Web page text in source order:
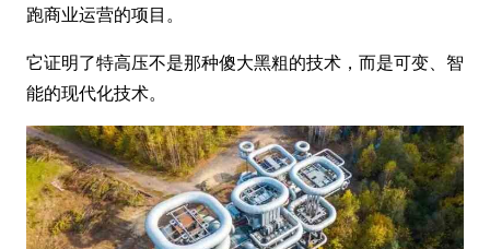
跑商业运营的项目。
它证明了特高压不是那种傻大黑粗的技术，而是可变、智
能的现代化技术。